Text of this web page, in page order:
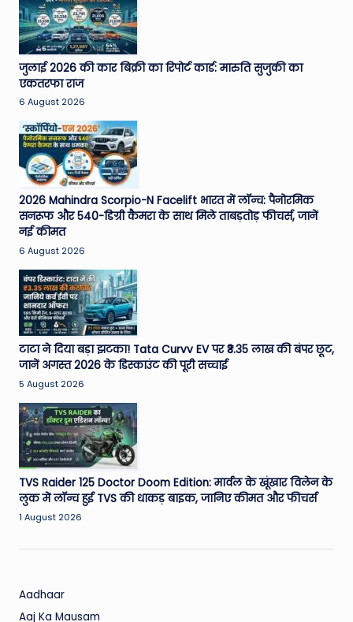
w
s
A
ro
u
n
d
T
h
e
W
o
rl
d
जुलाई 2026 की कार बिक्री का रिपोर्ट कार्ड: मारुति सुजुकी का
एकतरफा राज
6 August 2026
2026 Mahindra Scorpio-N Facelift भारत में लॉन्च: पैनोरमिक
सनरूफ और 540-डिग्री कैमरा के साथ मिले ताबड़तोड़ फीचर्स, जानें
नई कीमत
6 August 2026
टाटा ने दिया बड़ा झटका! Tata Curvv EV पर ₹3.35 लाख की बंपर छूट,
जानें अगस्त 2026 के डिस्काउंट की पूरी सच्चाई
5 August 2026
TVS Raider 125 Doctor Doom Edition: मार्वल के खूंखार विलेन के
लुक में लॉन्च हुई TVS की धाकड़ बाइक, जानिए कीमत और फीचर्स
1 August 2026
Aadhaar
Aaj Ka Mausam